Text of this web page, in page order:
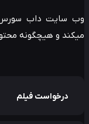
سایت داب سورس در
و هیچگونه محتوای
درخواست فیلم